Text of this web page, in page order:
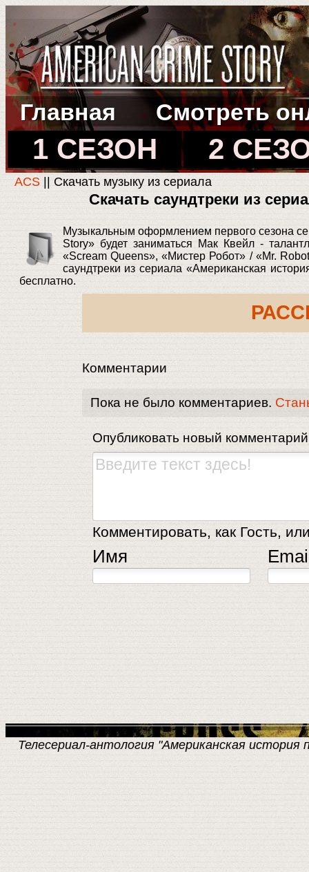
Главная Смотреть
1 СЕЗОН 2
ACS || Скачать музыку из сериала
Скачать саундтреки из
Музыкальным оформлением первого сезона
Story» будет заниматься Мак Квейл -
«Scream Queens», «Мистер Робот» / «Mr.
саундтреки из сериала «Американская
бесплатно.
Комментарии
Пока не было комментариев.
Опубликовать новый комментарий
Комментировать, как Гость,
Имя
Телесериал-антология "Американская история